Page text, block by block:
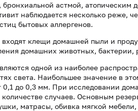
астмой, атопическим
наблюдается несколько реже,
бытовых аллергенов.
клещи домашней пыли и
домашних животных, бактерии,
одной из наиболее
света. Наибольшее значение в
0,1 до 0,3 мм. При исследовании
случаев. Основным
матрасы, обивка мягкой